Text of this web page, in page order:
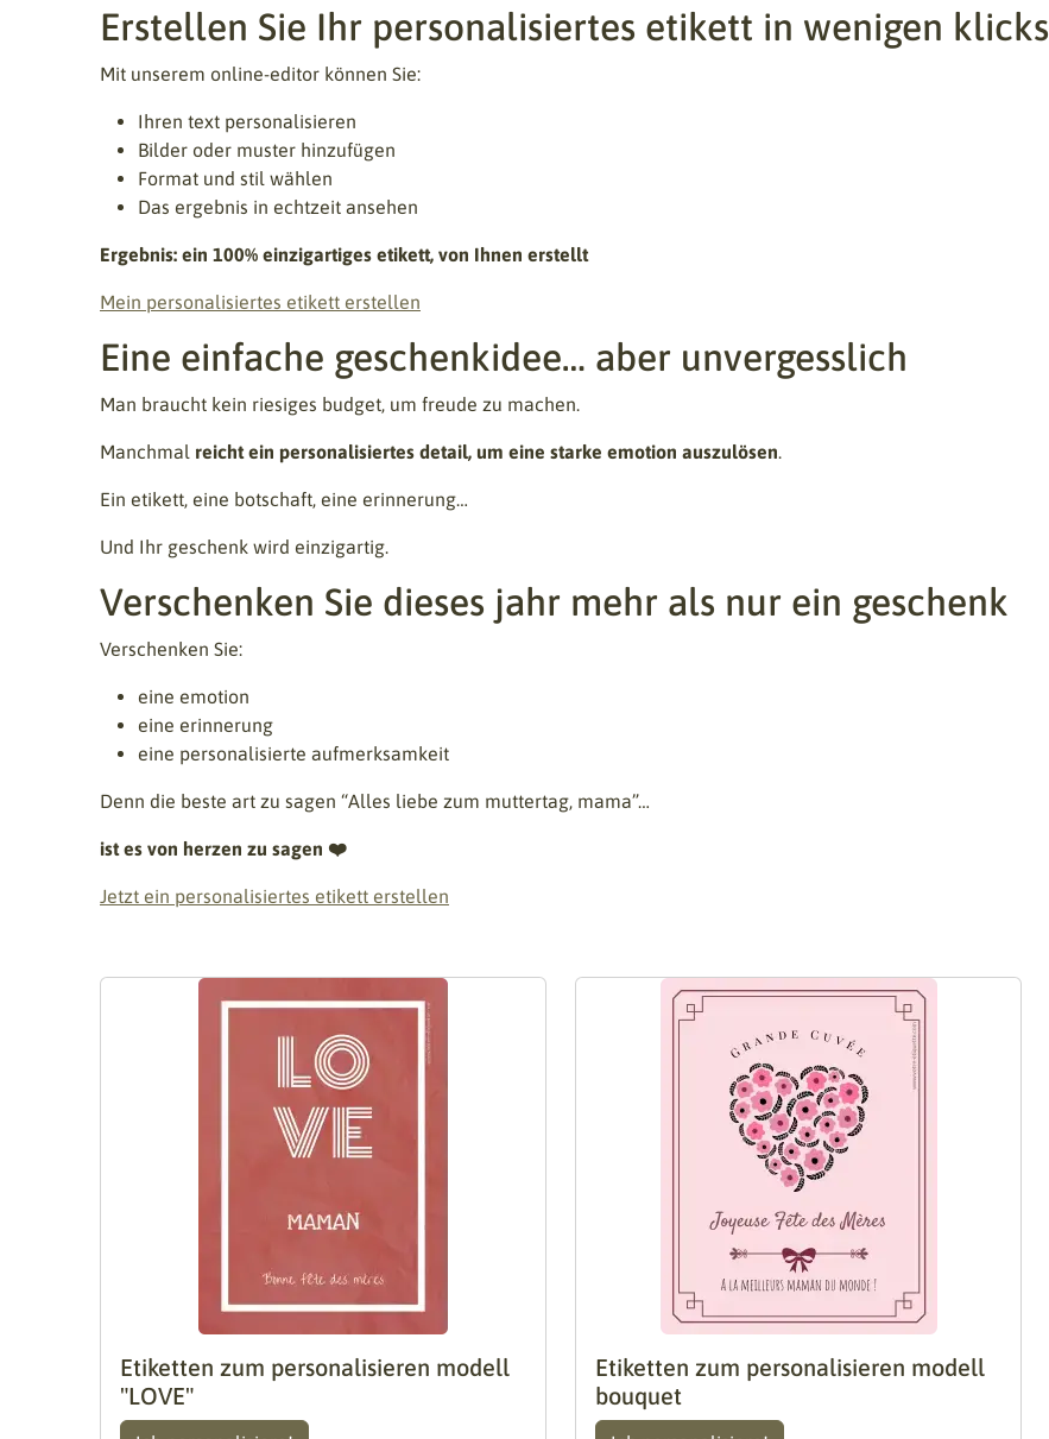
Erstellen Sie Ihr personalisiertes etikett in wenigen klicks
Mit unserem online-editor können Sie:
Ihren text personalisieren
Bilder oder muster hinzufügen
Format und stil wählen
Das ergebnis in echtzeit ansehen
Ergebnis: ein 100% einzigartiges etikett, von Ihnen erstellt
Mein personalisiertes etikett erstellen
Eine einfache geschenkidee… aber unvergesslich
Man braucht kein riesiges budget, um freude zu machen.
Manchmal reicht ein personalisiertes detail, um eine starke emotion auszulösen.
Ein etikett, eine botschaft, eine erinnerung…
Und Ihr geschenk wird einzigartig.
Verschenken Sie dieses jahr mehr als nur ein geschenk
Verschenken Sie:
eine emotion
eine erinnerung
eine personalisierte aufmerksamkeit
Denn die beste art zu sagen “Alles liebe zum muttertag, mama”…
ist es von herzen zu sagen ❤️
Jetzt ein personalisiertes etikett erstellen
Etiketten zum personalisieren modell
"LOVE"
Etiketten zum personalisieren modell
bouquet